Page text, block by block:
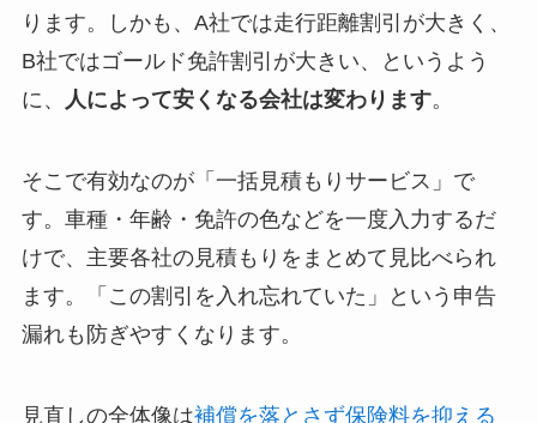
ります。しかも、A社では走行距離割引が大きく、
B社ではゴールド免許割引が大きい、というよう
に、
人によって安くなる会社は変わります。
そこで有効なのが「一括見積もりサービス」で
す。車種・年齢・免許の色などを一度入力するだ
けで、主要各社の見積もりをまとめて見比べられ
ます。「この割引を入れ忘れていた」という申告
漏れも防ぎやすくなります。
見直しの全体像は補償を落とさず保険料を抑える